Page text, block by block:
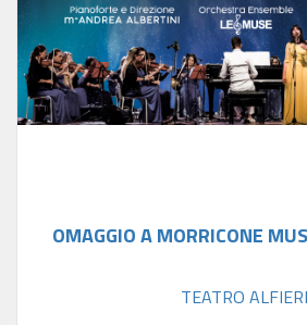
OMAGGIO A MORRICONE
TEATRO ALFIERI